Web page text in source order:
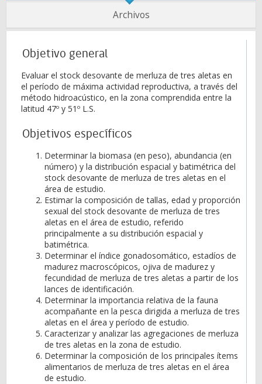
Archivos
Objetivo general
Evaluar el stock desovante de merluza de tres aletas en
el período de máxima actividad reproductiva, a través del
método hidroacústico, en la zona comprendida entre la
latitud 47º y 51º L.S.
Objetivos específicos
Determinar la biomasa (en peso), abundancia (en
número) y la distribución espacial y batimétrica del
stock desovante de merluza de tres aletas en el
área de estudio.
Estimar la composición de tallas, edad y proporción
sexual del stock desovante de merluza de tres
aletas en el área de estudio, referido
principalmente a su distribución espacial y
batimétrica.
Determinar el índice gonadosomático, estadíos de
madurez macroscópicos, ojiva de madurez y
fecundidad de merluza de tres aletas a partir de los
lances de identificación.
Determinar la importancia relativa de la fauna
acompañante en la pesca dirigida a merluza de tres
aletas en el área y período de estudio.
Caracterizar y analizar las agregaciones de merluza
de tres aletas en la zona de estudio.
Determinar la composición de los principales ítems
alimentarios de merluza de tres aletas en el área
de estudio.